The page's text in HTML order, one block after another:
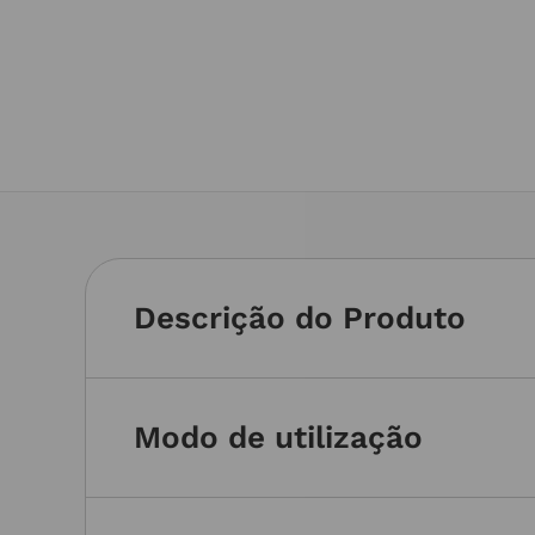
Descrição do Produto
Modo de utilização